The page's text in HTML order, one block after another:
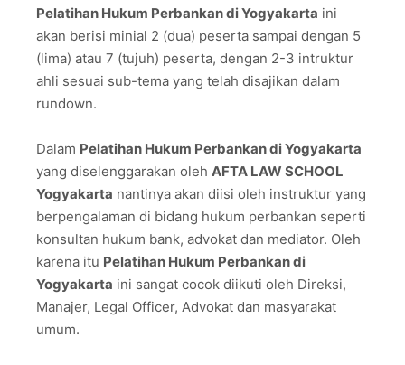
Pelatihan Hukum Perbankan di Yogyakarta ini
akan berisi minial 2 (dua) peserta sampai dengan 5
(lima) atau 7 (tujuh) peserta, dengan 2-3 intruktur
ahli sesuai sub-tema yang telah disajikan dalam
rundown.
Dalam Pelatihan Hukum Perbankan di Yogyakarta
yang diselenggarakan oleh AFTA LAW SCHOOL
Yogyakarta nantinya akan diisi oleh instruktur yang
berpengalaman di bidang hukum perbankan seperti
konsultan hukum bank, advokat dan mediator. Oleh
karena itu Pelatihan Hukum Perbankan di
Yogyakarta ini sangat cocok diikuti oleh Direksi,
Manajer, Legal Officer, Advokat dan masyarakat
umum.